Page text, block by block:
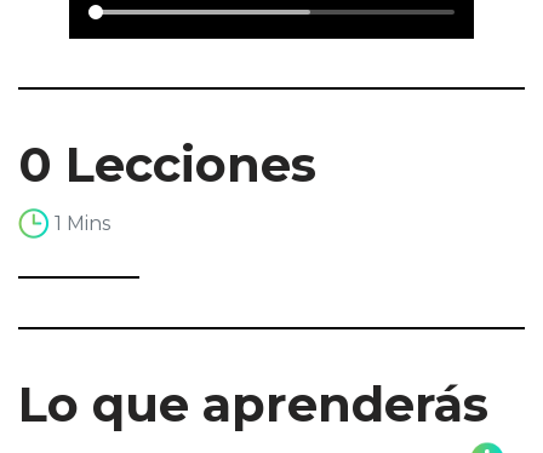
0 Lecciones
1 Mins
Lo que aprenderás